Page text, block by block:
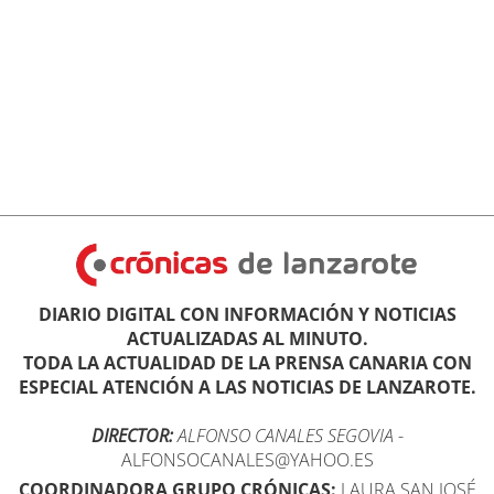
DIARIO DIGITAL CON INFORMACIÓN Y NOTICIAS
ACTUALIZADAS AL MINUTO.
TODA LA ACTUALIDAD DE LA PRENSA CANARIA CON
ESPECIAL ATENCIÓN A LAS NOTICIAS DE LANZAROTE.
DIRECTOR:ALFONSO CANALES SEGOVIA -
ALFONSOCANALES@YAHOO.ES
COORDINADORA GRUPO CRÓNICAS: LAURA SAN JOSÉ